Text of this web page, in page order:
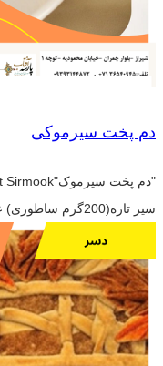
دم پخت سیرموکی
سیر تازه(200گرم ساطوری) عدس( 60گرم ...